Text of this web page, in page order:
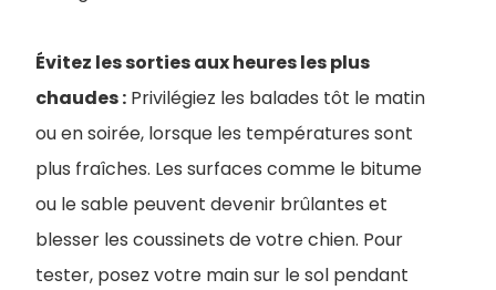
Évitez les sorties aux heures les plus
chaudes : Privilégiez les balades tôt le matin
ou en soirée, lorsque les températures sont
plus fraîches. Les surfaces comme le bitume
ou le sable peuvent devenir brûlantes et
blesser les coussinets de votre chien. Pour
tester, posez votre main sur le sol pendant